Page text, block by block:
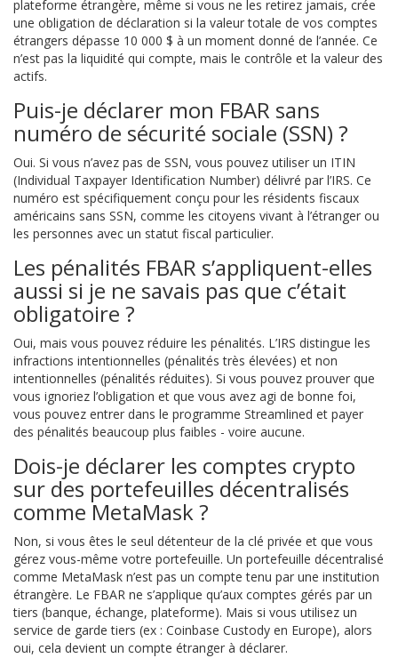
plateforme étrangère, même si vous ne les retirez jamais, crée
une obligation de déclaration si la valeur totale de vos comptes
étrangers dépasse 10 000 $ à un moment donné de l’année. Ce
n’est pas la liquidité qui compte, mais le contrôle et la valeur des
actifs.
Puis-je déclarer mon FBAR sans
numéro de sécurité sociale (SSN) ?
Oui. Si vous n’avez pas de SSN, vous pouvez utiliser un ITIN
(Individual Taxpayer Identification Number) délivré par l’IRS. Ce
numéro est spécifiquement conçu pour les résidents fiscaux
américains sans SSN, comme les citoyens vivant à l’étranger ou
les personnes avec un statut fiscal particulier.
Les pénalités FBAR s’appliquent-elles
aussi si je ne savais pas que c’était
obligatoire ?
Oui, mais vous pouvez réduire les pénalités. L’IRS distingue les
infractions intentionnelles (pénalités très élevées) et non
intentionnelles (pénalités réduites). Si vous pouvez prouver que
vous ignoriez l’obligation et que vous avez agi de bonne foi,
vous pouvez entrer dans le programme Streamlined et payer
des pénalités beaucoup plus faibles - voire aucune.
Dois-je déclarer les comptes crypto
sur des portefeuilles décentralisés
comme MetaMask ?
Non, si vous êtes le seul détenteur de la clé privée et que vous
gérez vous-même votre portefeuille. Un portefeuille décentralisé
comme MetaMask n’est pas un compte tenu par une institution
étrangère. Le FBAR ne s’applique qu’aux comptes gérés par un
tiers (banque, échange, plateforme). Mais si vous utilisez un
service de garde tiers (ex : Coinbase Custody en Europe), alors
oui, cela devient un compte étranger à déclarer.